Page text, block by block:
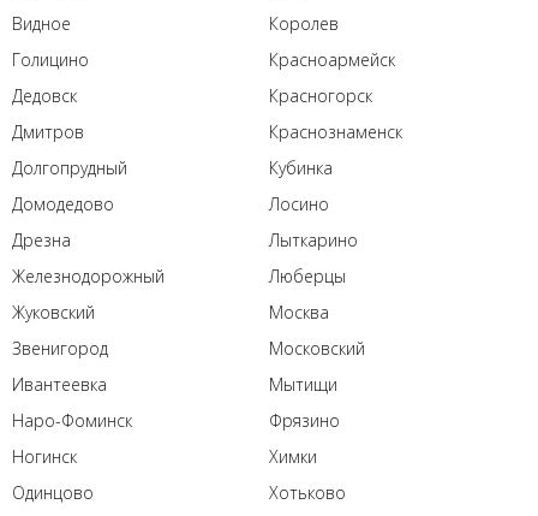
Видное
Голицино
Дедовск
Дмитров
Долгопрудный
Домодедово
Дрезна
Железнодорожный
Жуковский
Звенигород
Ивантеевка
Королев
Красноармейск
Красногорск
Краснознаменск
Кубинка
Лосино
Лыткарино
Люберцы
Москва
Московский
Мытищи
Наро-Фоминск
Ногинск
Одинцово
Фрязино
Химки
Хотьково